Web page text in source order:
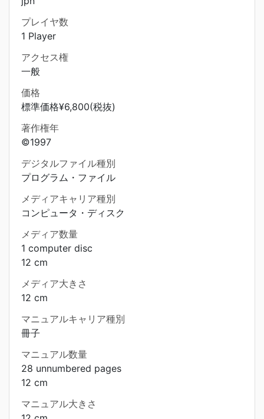
プレイヤ数
1 Player
アクセス権
一般
価格
標準価格¥6,800(税抜)
著作権年
©1997
デジタルファイル種別
プログラム・ファイル
メディアキャリア種別
コンピュータ・ディスク
メディア数量
1 computer disc
12 cm
メディア大きさ
12 cm
マニュアルキャリア種別
冊子
マニュアル数量
28 unnumbered pages
12 cm
マニュアル大きさ